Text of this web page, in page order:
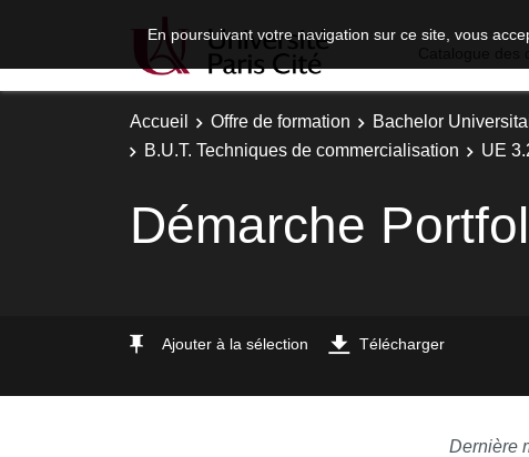
En poursuivant votre navigation sur ce site, vous
Accueil Offre de formation Bachelor
B.U.T. Techniques de commercialisation
UE
Démarche
Ajouter à la sélection Télécharger
Dernière